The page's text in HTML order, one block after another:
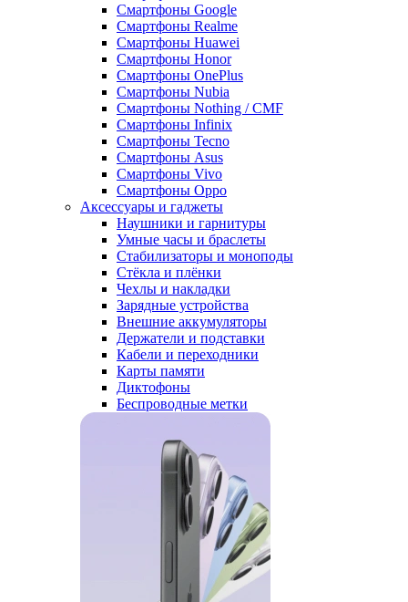
Смартфоны Google
Смартфоны Realme
Смартфоны Huawei
Смартфоны Honor
Смартфоны OnePlus
Смартфоны Nubia
Смартфоны Nothing / CMF
Смартфоны Infinix
Смартфоны Tecno
Смартфоны Asus
Смартфоны Vivo
Смартфоны Oppo
Аксессуары и гаджеты
Наушники и гарнитуры
Умные часы и браслеты
Стабилизаторы и моноподы
Стёкла и плёнки
Чехлы и накладки
Зарядные устройства
Внешние аккумуляторы
Держатели и подставки
Кабели и переходники
Карты памяти
Диктофоны
Беспроводные метки